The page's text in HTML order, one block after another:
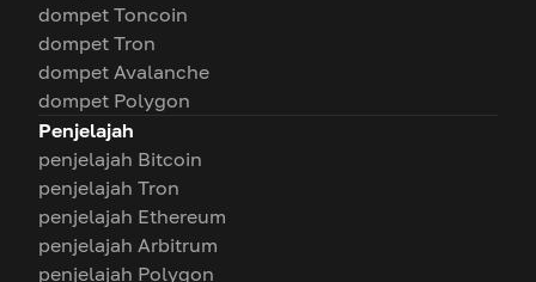
dompet Toncoin
dompet Tron
dompet Avalanche
dompet Polygon
Penjelajah
penjelajah Bitcoin
penjelajah Tron
penjelajah Ethereum
penjelajah Arbitrum
penjelajah Polygon